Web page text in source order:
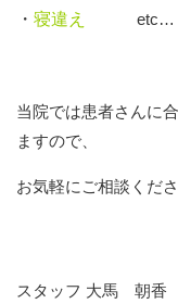
・ 寝違え etc…
当院では患者さんに
ますので、
お気軽にご相談くださ
スタッフ 大馬 朝香